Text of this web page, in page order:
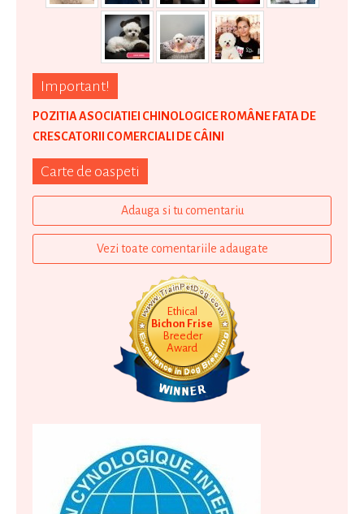
Important!
POZITIA ASOCIATIEI CHINOLOGICE ROMÂNE FATA DE
CRESCATORII COMERCIALI DE CÂINI
Carte de oaspeti
Adauga si tu comentariu
Vezi toate comentariile adaugate
Ethical
Bichon Frise
Breeder
Award